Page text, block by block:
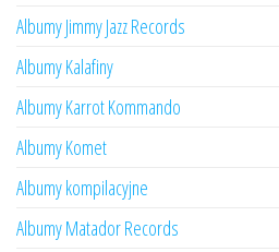
Albumy Jimmy Jazz Records
Albumy Kalafiny
Albumy Karrot Kommando
Albumy Komet
Albumy kompilacyjne
Albumy Matador Records